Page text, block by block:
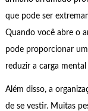
que pode ser
Quando você abre o
pode proporcionar
reduzir a carga
Além disso, a
de se vestir. Muitas